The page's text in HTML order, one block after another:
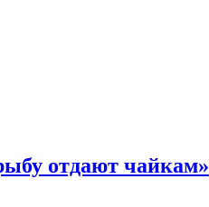
отдают чайкам»